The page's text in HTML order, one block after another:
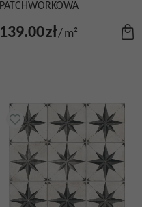
PATCHWORKOWA
139.00zł/m²